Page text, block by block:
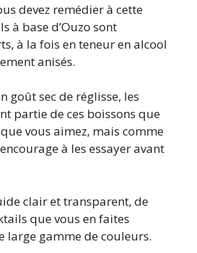
devez remédier à cette
à base d’Ouzo sont
à la fois en teneur en alcool
anisés.
goût sec de réglisse, les
partie de ces boissons que
vous aimez, mais comme
à les essayer avant
clair et transparent, de
que vous en faites
large gamme de couleurs.